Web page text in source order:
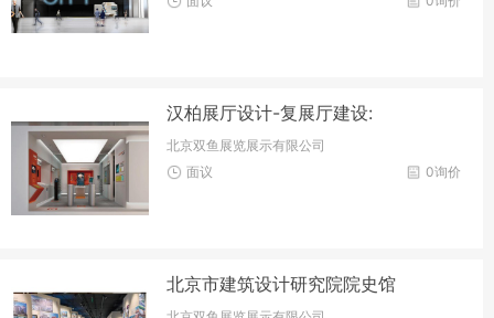
汉柏展厅设计-复展厅建设:
北京双鱼展览展示有限公司
0询价
面议
北京市建筑设计研究院院史馆